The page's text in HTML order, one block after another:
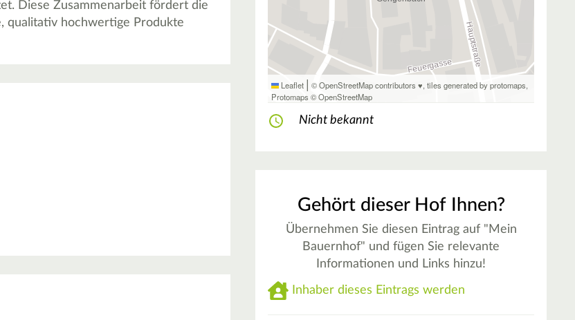
Diese Zusammenarbeit fördert die
qualitativ hochwertige Produkte
Leaflet | © OpenStreetMap contributors ♥,tiles generated by protomaps
Protomaps ©OpenStreetMap
Nicht bekannt
Gehört dieser Hof Ihnen?
Übernehmen Sie diesen Eintrag auf "Mein
Bauernhof" und fügen Sie relevante
Informationen und Links hinzu!
Inhaber dieses Eintrags werden